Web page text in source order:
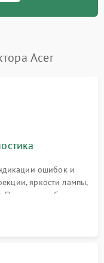
Acer
ошибок и
яркости лампы,
Проверка работы
вентиляторов.